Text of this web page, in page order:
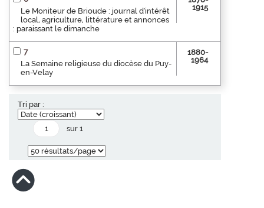
Le Moniteur de Brioude : journal d'intérêt
local, agriculture, littérature et annonces
: paraissant le dimanche
1915
7
La Semaine religieuse du diocèse du Puy-
en-Velay
1880-
1964
Tri par :
sur 1